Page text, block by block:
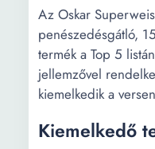
Az Oskar
penészedésgátló,
termék a Top 5
jellemzővel
kiemelkedik a
Kiemelkedő